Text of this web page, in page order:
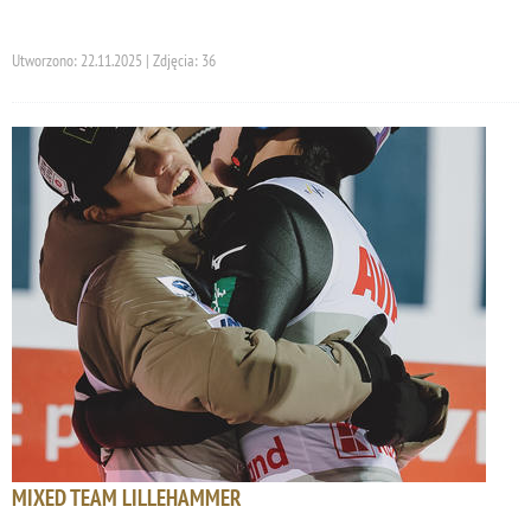
Utworzono: 22.11.2025 | Zdjęcia: 36
MIXED TEAM LILLEHAMMER